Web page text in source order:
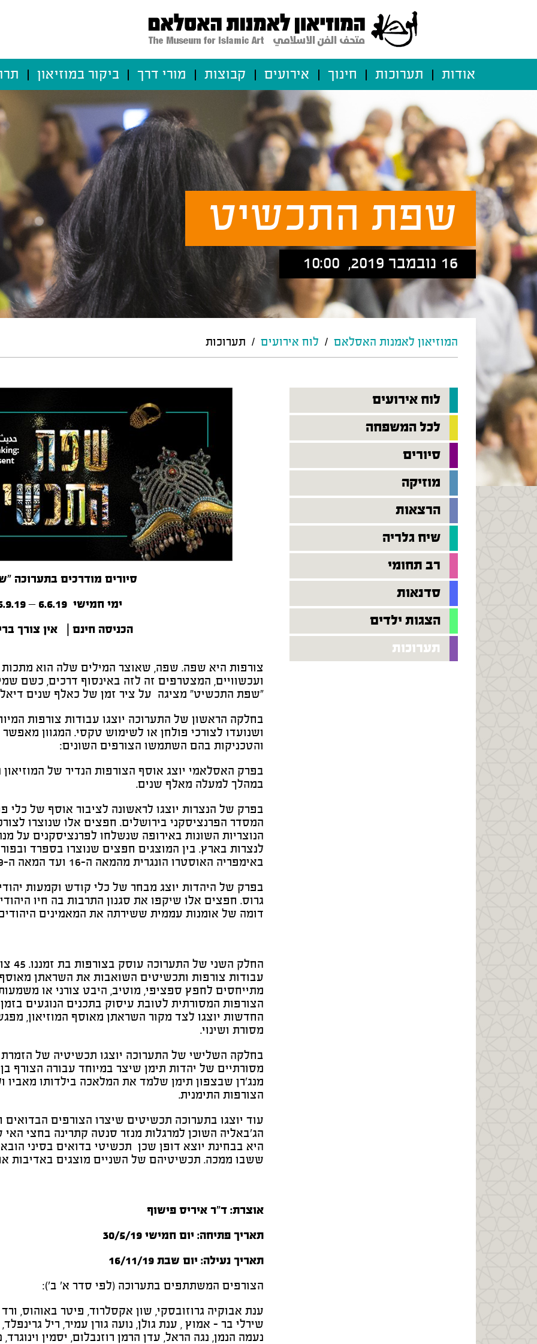
אודות תערוכות חינוך אירועים קבוצות מורי דרך ביקור במוזיאון
שפת התכשיט
16 נובמבר 2019, 10:00
המוזיאון לאמנות האסלאם / לוח אירועים / תערוכות
סיורים מודרכים בתערוכה
ימי חמישי 6.6.19 – 26.9.19 | 17:00
הכניסה חינם | אין צורך
צורפות היא שפה. שפה, שאוצר המילים שלה הוא מתכות
ועכשוויים, המצטרפים זה לזה באינסוף דרכים, כשם
"שפת התכשיט" מציגה על ציר זמן של כאלף שנים
בחלקה הראשון של התערוכה יוצגו עבודות צורפות
ושנועדו לצורכי פולחן או לשימוש טקסי. המגוון
והטכניקות בהם השתמשו הצורפים השונים:
בפרק האסלאמי יוצג אוסף הצורפות הנדיר של
במהלך למעלה מאלף שנים.
בפרק של הנצרות יוצגו לראשונה לציבור אוסף של כלי
המסדר הפרנציסקני בירושלים. חפצים אלו שנוצרו
הנוצריות השונות באירופה שנשלחו לפרנציסקנים על
לנצרות בארץ. בין המוצגים חפצים שנוצרו בספרד
באימפריה האוסטרו הונגרית מהמאה ה-16 ועד המאה ה-19.
בפרק של היהדות יוצג מבחר של כלי קודש וקמעות
גרוס. חפצים אלו שיקפו את סגנון התרבות בה חיו
דומה של אומנות עממית ששירתה את המאמינים
עבודות צורפות ותכשיטים השואבות את השראתן
מתייחסים לחפץ ספציפי, מוטיב, היבט צורני או
הצורפות המסורתית לטובת עיסוק בתכנים הנוגעים
החדשות יוצגו לצד מקור השראתן מאוסף המוזיאון,
מסורת ושינוי.
בחלקה השלישי של התערוכה יוצגו תכשיטיה של
מסורתיים של יהדות תימן שיצר במיוחד עבורה הצורף בן
מנג'רן שבצפון תימן שלמד את המלאכה בילדותו
הצורפות התימנית.
עוד יוצגו בתערוכה תכשיטים שיצרו הצורפים הבדואים
הג'באליה השוכן למרגלות מנזר סנטה קתרינה בחצי
היא בבחינת יוצא דופן שכן תכשיטי בדואים בסיני
ששבו ממכה. תכשיטיהם של השניים מוצגים באדיבות
אוצרת: ד"ר איריס פישוף
תאריך פתיחה: יום חמישי 30/5/19
תאריך נעילה: יום שבת 16/11/19
הצורפים המשתתפים בתערוכה (לפי סדר א' ב'):
ענת אבוקיה גרוזובסקי, שון אקסלרוד, פיטר באוהוס,
שירלי בר - אמוץ , ענת גולן, נועה גורן עמיר, ריל
נעמה הנמן, נגה הראל, עדן הרמן רוזנבלום, יסמין
לוח אירועים
לכל המשפחה
סיורים
מוזיקה
הרצאות
שיח גלריה
רב תחומי
סדנאות
הצגות ילדים
תערוכות